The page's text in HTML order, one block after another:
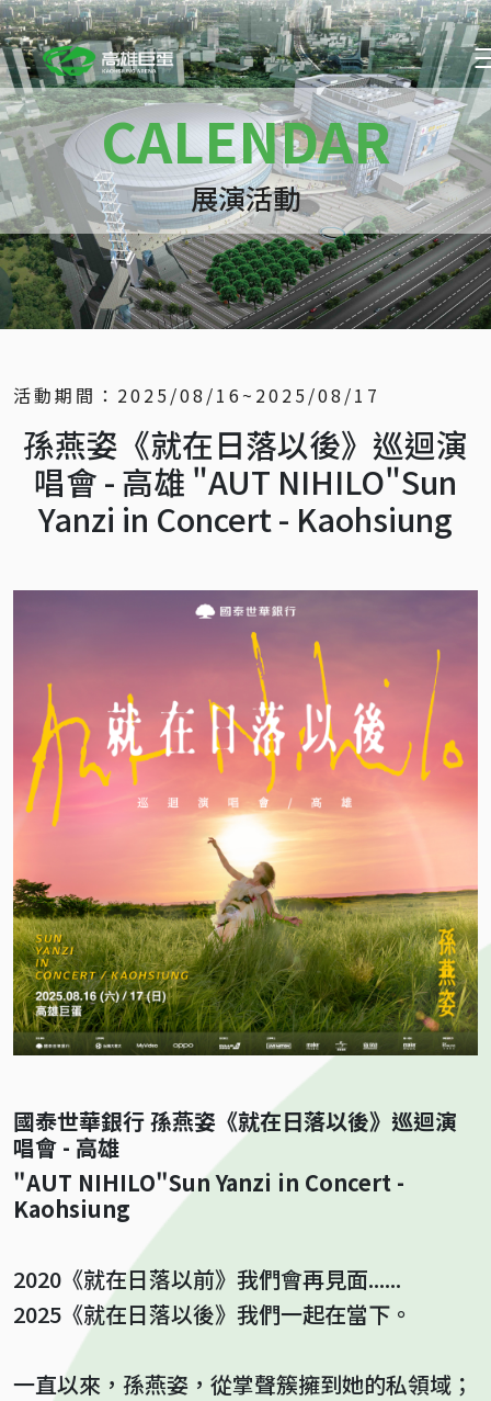
CALENDAR
展演活動
活動期間： 2025/08/16~2025/08/17
孫燕姿《就在日落以後》巡迴演
唱會 - 高雄 "AUT NIHILO"Sun
Yanzi in Concert - Kaohsiung
國泰世華銀行 孫燕姿《就在日落以後》巡迴演
唱會 - 高雄
"AUT NIHILO"Sun Yanzi in Concert -
Kaohsiung
2020《就在日落以前》我們會再見面......
2025《就在日落以後》我們一起在當下。
一直以來，孫燕姿，從掌聲簇擁到她的私領域；